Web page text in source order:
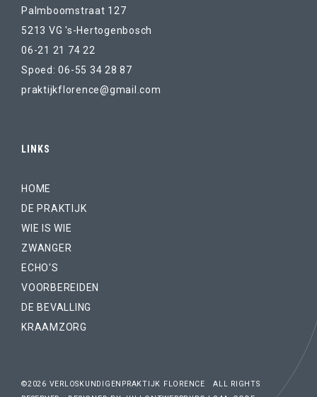
Palmboomstraat 127
5213 VG 's-Hertogenbosch
06-21 21 74 22
Spoed: 06-55 34 28 87
praktijkflorence@gmail.com
LINKS
HOME
DE PRAKTIJK
WIE IS WIE
ZWANGER
ECHO'S
VOORBEREIDEN
DE BEVALLING
KRAAMZORG
©2026 VERLOSKUNDIGENPRAKTIJK FLORENCE ALL RIGHTS